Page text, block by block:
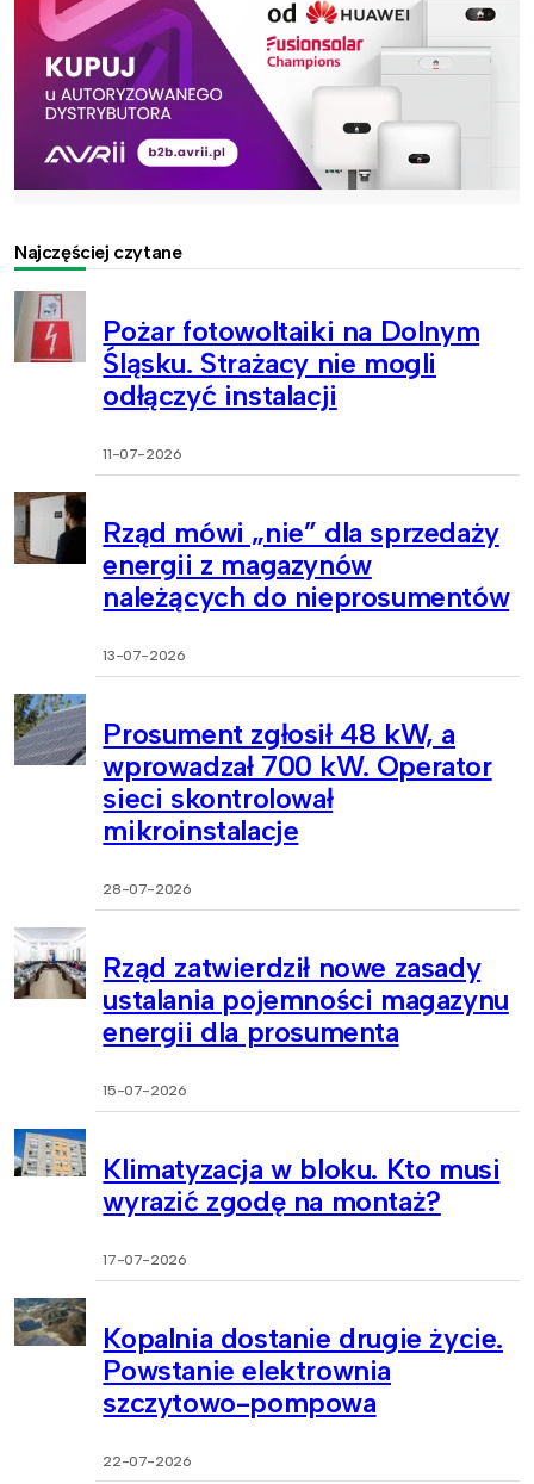
Najczęściej czytane
Pożar fotowoltaiki na Dolnym
Śląsku. Strażacy nie mogli
odłączyć instalacji
11-07-2026
Rząd mówi „nie” dla sprzedaży
energii z magazynów
należących do nieprosumentów
13-07-2026
Prosument zgłosił 48 kW, a
wprowadzał 700 kW. Operator
sieci skontrolował
mikroinstalacje
28-07-2026
Rząd zatwierdził nowe zasady
ustalania pojemności magazynu
energii dla prosumenta
15-07-2026
Klimatyzacja w bloku. Kto musi
wyrazić zgodę na montaż?
17-07-2026
Kopalnia dostanie drugie życie.
Powstanie elektrownia
szczytowo-pompowa
22-07-2026